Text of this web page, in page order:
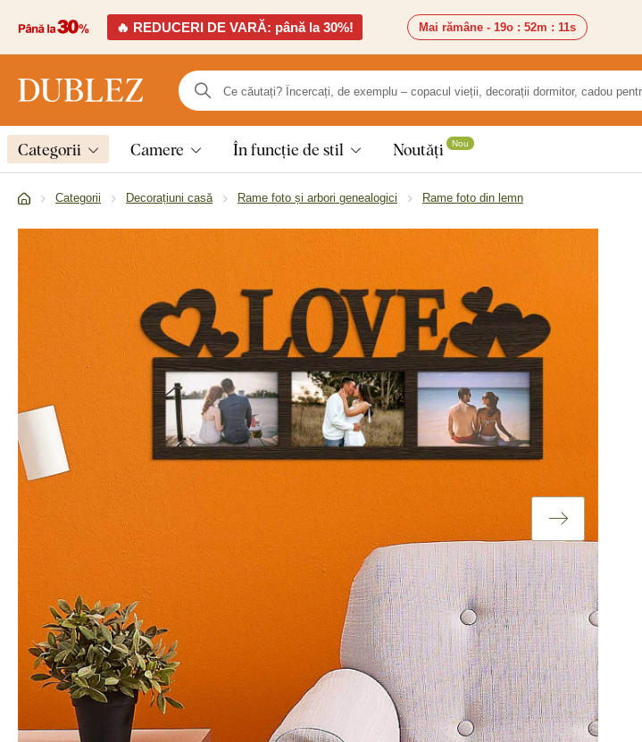
🔥 REDUCERI DE VARĂ: până la 30%! Mai rămâne - 19o : 52m : 10s
Categorii Camere În funcție de stil Noutăți Nou
Categorii Decorațiuni casă Rame foto și arbori genealogici Rame foto din lemn